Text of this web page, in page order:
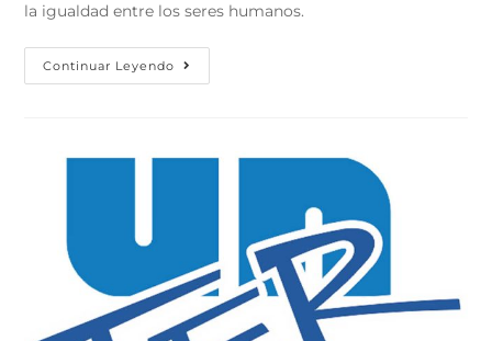
la igualdad entre los seres humanos.
Continuar Leyendo